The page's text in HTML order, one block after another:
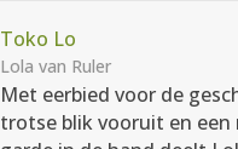
Toko Lo
Lola van Ruler
Met eerbied voor de
trotse blik vooruit en een